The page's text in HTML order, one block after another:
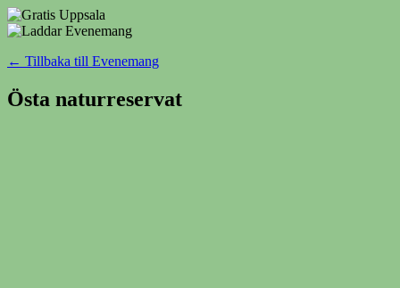
← Tillbaka till Evenemang
Östa naturreservat